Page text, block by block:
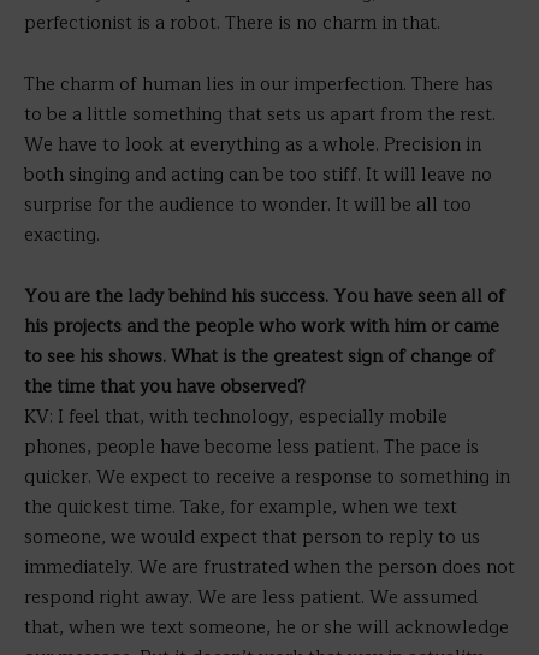
perfectionist is a robot. There is no charm in that.
The charm of human lies in our imperfection. There has
to be a little something that sets us apart from the rest.
We have to look at everything as a whole. Precision in
both singing and acting can be too stiff. It will leave no
surprise for the audience to wonder. It will be all too
exacting.
You are the lady behind his success. You have seen all of
his projects and the people who work with him or came
to see his shows. What is the greatest sign of change of
the time that you have observed?
KV: I feel that, with technology, especially mobile
phones, people have become less patient. The pace is
quicker. We expect to receive a response to something in
the quickest time. Take, for example, when we text
someone, we would expect that person to reply to us
immediately. We are frustrated when the person does not
respond right away. We are less patient. We assumed
that, when we text someone, he or she will acknowledge